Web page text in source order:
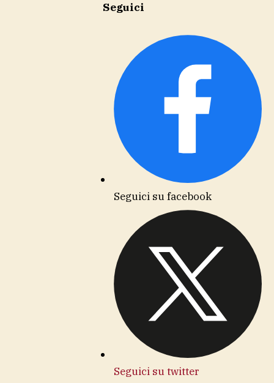
Seguici
Seguici su facebook
Seguici su twitter